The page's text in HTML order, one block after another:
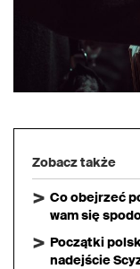
Zobacz także
Co obejrzeć
wam się
Początki
nadejście